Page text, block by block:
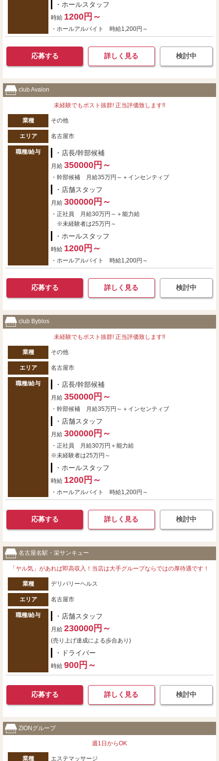
・ホールスタッフ
時給 1200円～
・ホールアルバイト 時給1,200円～
応募する 詳しく見る 検討中
club Avalon
未経験でもポスト抜群! 正当評価致します!!
業種 その他
エリア 名古屋市
職種/給与 ・店長/幹部候補
月給 350000円～
・幹部候補 月給35万円～＋インセンティブ
・店舗スタッフ
月給 300000円～
・正社員 月給30万円～＋能力給
※未経験者は25万円～
・ホールスタッフ
時給 1200円～
・ホールアルバイト 時給1,200円～
応募する 詳しく見る 検討中
club Byblos
未経験でもポスト抜群! 正当評価致します!!
業種 その他
エリア 名古屋市
職種/給与 ・店長/幹部候補
月給 350000円～
・幹部候補 月給35万円～＋インセンティブ
・店舗スタッフ
月給 300000円～
・正社員 月給30万円＋能力給
※未経験者は25万円～
・ホールスタッフ
時給 1200円～
・ホールアルバイト 時給1,200円～
応募する 詳しく見る 検討中
名古屋名駅・栄サンキュー
「ヤル気」があれば即高収入！当店は大手グループならではの厚待遇です！
業種 デリバリーヘルス
エリア 名古屋市
職種/給与 ・店舗スタッフ
月給 230000円～
(売り上げ達成による歩合あり)
・ドライバー
時給 900円～
応募する 詳しく見る 検討中
ZIONグループ
週1日からOK
業種 エステマッサージ